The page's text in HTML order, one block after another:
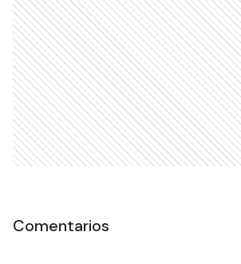
Comentarios